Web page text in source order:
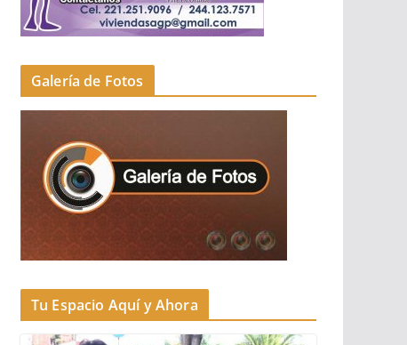
Galería de Fotos
Tu Espacio Aquí y Ahora